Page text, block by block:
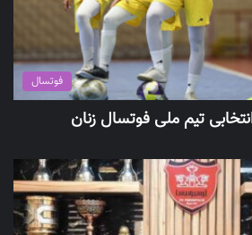
فوتسال
تیم ملی فوتسال زنان